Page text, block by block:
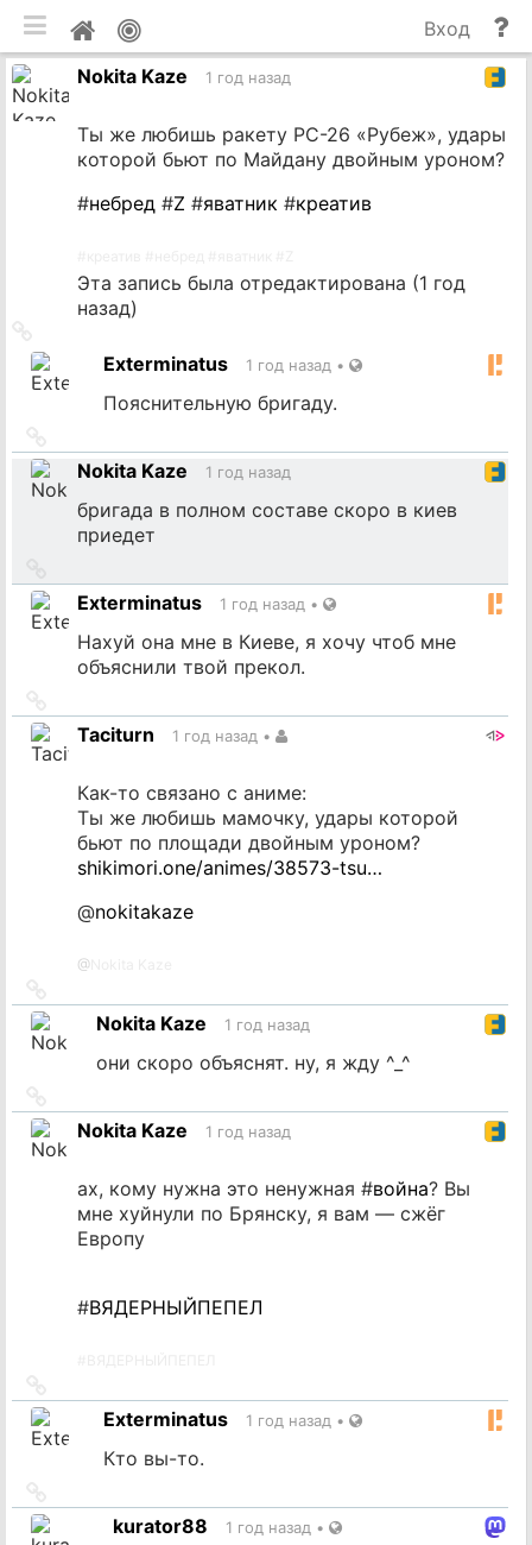
Мой
профиль
и
Вход
Nokita Kaze
1 год назад
Ты же любишь ракету РС-26 «Рубеж», удары
которой бьют по Майдану двойным уроном?
#небред #Z #яватник #креатив
Эта запись была отредактирована (1 год
назад)
на
источникExterminatus 1 год назад •
Пояснительную бригаду.
на
источник
Nokita Kaze 1 год назад
бригада в полном составе скоро в киев
приедет
на
источник
Exterminatus 1 год назад •
Нахуй она мне в Киеве, я хочу чтоб мне
объяснили твой прекол.
на
источник
Taciturn 1 год назад •
Как-то связано с аниме:
Ты же любишь мамочку, удары которой
бьют по площади двойным уроном?
shikimori.one/animes/38573-tsu…
@nokitakaze
@
на
источникNokita Kaze 1 год назад
они скоро объяснят. ну, я жду ^_^
на
источник
Nokita Kaze 1 год назад
ах, кому нужна это ненужная #война? Вы
мне хуйнули по Брянску, я вам — сжёг
Европу
#ВЯДЕРНЫЙПЕПЕЛ
на
источникExterminatus 1 год назад •
Кто вы-то.
на
источникkurator88 1 год назад •
мобильная версия